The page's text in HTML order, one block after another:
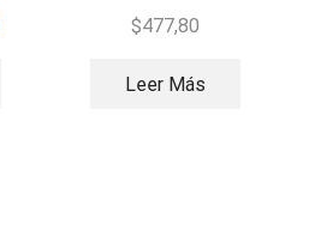
$477,80
Leer Más